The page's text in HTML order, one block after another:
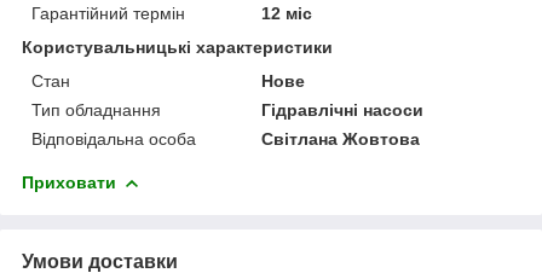
Гарантійний термін
12 міс
Користувальницькі характеристики
Стан
Нове
Тип обладнання
Гідравлічні насоси
Відповідальна особа
Світлана Жовтова
Приховати
Умови доставки